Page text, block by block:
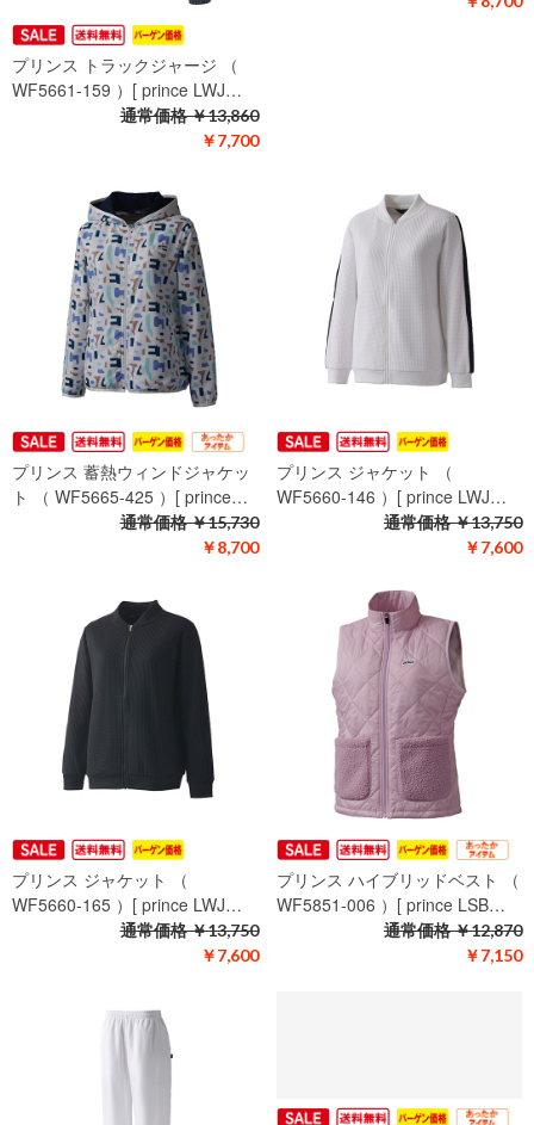
プリンス トラックジャージ （
WF5661-159 ）[ prince LWJ…
￥7,700
通常価格￥13,860
プリンス 蓄熱ウィンドジャケッ
ト （ WF5665-425 ）[ prince…
￥8,700
通常価格￥15,730
プリンス ジャケット （
WF5660-146 ）[ prince LWJ…
￥7,600
通常価格￥13,750
プリンス ジャケット （
WF5660-165 ）[ prince LWJ…
￥7,600
通常価格￥13,750
プリンス ハイブリッドベスト （
WF5851-006 ）[ prince LSB…
￥7,150
通常価格￥12,870